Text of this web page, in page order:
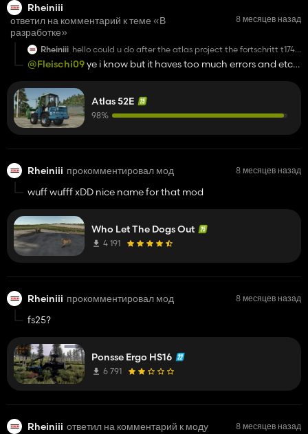
Rheiniii
ответил на комментарий к теме «В
разработке»
8 месяцев назад
Rheiniii hello could u do after the atlas project the fortschritt t174
or fortschritt t185 thx
@Fleischi09ye i know but it haves too much errors and etc
Atlas 52E
98%
Rheiniii прокомментировал мод 8 месяцев назад
wuff wufff xDD nice name for that mod
Who Let The Dogs Out
4 191
Rheiniii прокомментировал мод 8 месяцев назад
fs25?
Ponsse Ergo HS16
6 791
Rheiniii ответил на комментарий к моду
8 месяцев назад